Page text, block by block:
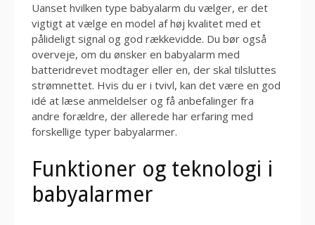
Uanset hvilken type babyalarm du vælger, er det
vigtigt at vælge en model af høj kvalitet med et
pålideligt signal og god rækkevidde. Du bør også
overveje, om du ønsker en babyalarm med
batteridrevet modtager eller en, der skal tilsluttes
strømnettet. Hvis du er i tvivl, kan det være en god
idé at læse anmeldelser og få anbefalinger fra
andre forældre, der allerede har erfaring med
forskellige typer babyalarmer.
Funktioner og teknologi i
babyalarmer